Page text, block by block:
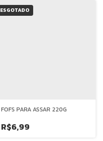
ESGOTADO
FOFS PARA ASSAR 220G
R$6,99